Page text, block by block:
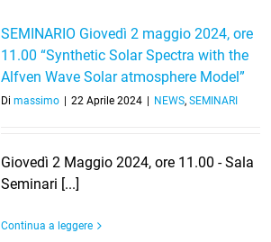
SEMINARIO Giovedì 2 maggio 2024, ore
11.00 “Synthetic Solar Spectra with the
Alfven Wave Solar atmosphere Model”
Di massimo 22 Aprile 2024 NEWS, SEMINARI
Giovedì 2 Maggio 2024, ore 11.00 - Sala
Seminari [...]
Continua a leggere